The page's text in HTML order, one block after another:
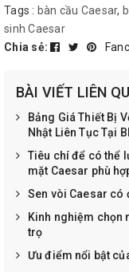
Tags : bàn cầu Caesar,
sinh Caesar
Chia sẻ:
BÀI VIẾT LIÊN
Bảng Giá Thiết Bị
Nhật Liên Tục Tại
Tiêu chí để có thể
mặt Caesar phù
Sen vòi Caesar có
Kinh nghiệm chọn
trọ
Ưu điểm nổi bật